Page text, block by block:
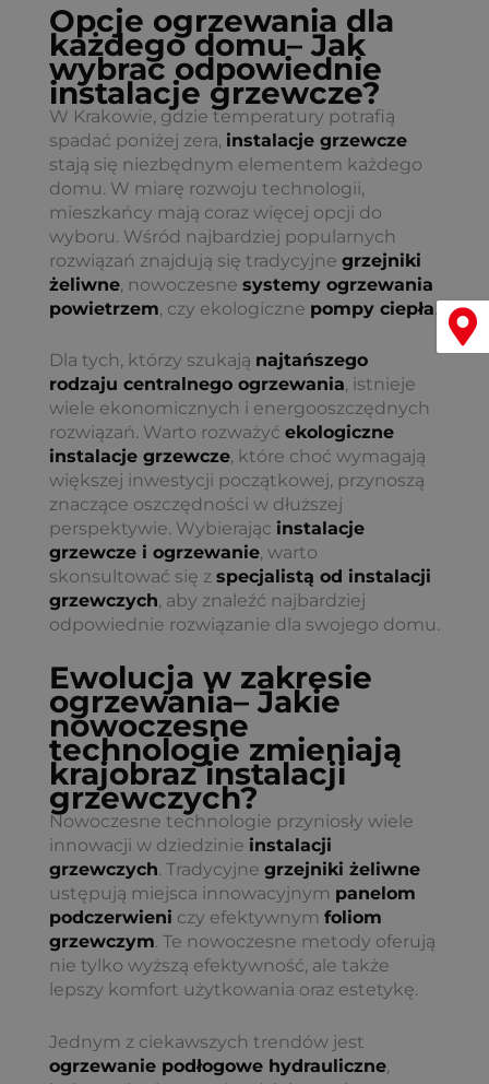
Opcje ogrzewania dla
każdego domu– Jak
wybrać odpowiednie
instalacje grzewcze?
W Krakowie, gdzie temperatury potrafią
spadać poniżej zera, instalacje grzewcze
stają się niezbędnym elementem każdego
domu. W miarę rozwoju technologii,
mieszkańcy mają coraz więcej opcji do
wyboru. Wśród najbardziej popularnych
rozwiązań znajdują się tradycyjne grzejniki
żeliwne, nowoczesne systemy ogrzewania
powietrzem, czy ekologiczne pompy ciepła.
Dla tych, którzy szukają najtańszego
rodzaju centralnego ogrzewania, istnieje
wiele ekonomicznych i energooszczędnych
rozwiązań. Warto rozważyć ekologiczne
instalacje grzewcze, które choć wymagają
większej inwestycji początkowej, przynoszą
znaczące oszczędności w dłuższej
perspektywie. Wybierając instalacje
grzewcze i ogrzewanie, warto
skonsultować się z specjalistą od instalacji
grzewczych, aby znaleźć najbardziej
odpowiednie rozwiązanie dla swojego domu.
Ewolucja w zakresie
ogrzewania– Jakie
nowoczesne
technologie zmieniają
krajobrazinstalacji
grzewczych?
Nowoczesne technologie przyniosły wiele
innowacji w dziedzinie instalacji
grzewczych. Tradycyjne grzejniki żeliwne
ustępują miejsca innowacyjnym panelom
podczerwieni czy efektywnym foliom
grzewczym. Te nowoczesne metody oferują
nie tylko wyższą efektywność, ale także
lepszy komfort użytkowania oraz estetykę.
Jednym z ciekawszych trendów jest
ogrzewanie podłogowe hydrauliczne,
Menu